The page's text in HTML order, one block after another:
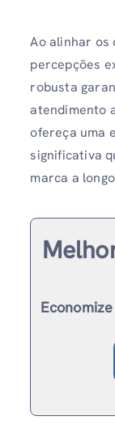
Ao alinhar os
percepções
robusta
atendimento
ofereça uma
significativa
marca a